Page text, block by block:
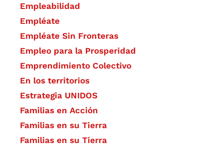
Empleabilidad
Empléate
Empléate Sin Fronteras
Empleo para la Prosperidad
Emprendimiento Colectivo
En los territorios
Estrategia UNIDOS
Familias en Acción
Familias en su Tierra
Familias en su Tierra